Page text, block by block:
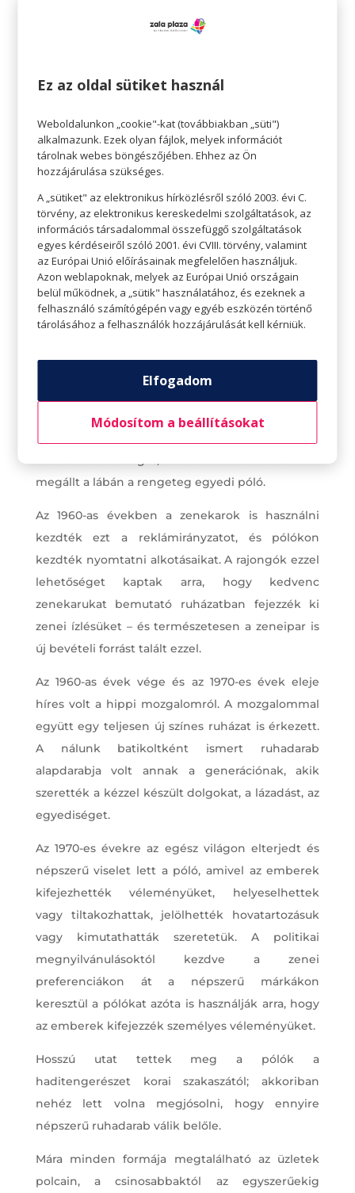
Az 1950-es években a Tropic Togs cég
megvásárolta a Disney képek pólókon történő
nyomtatásának jogát. Ez volt az első üzlet, ami
márka logójának és szlogenjének. A Nike „Csak
csináld” feliratától Hello Kitty-ig sok vállalkozás
megállt a lábán a rengeteg egyedi póló.
Az 1960-as években a zenekarok is használni
kezdték ezt a reklámirányzatot, és pólókon
kezdték nyomtatni alkotásaikat. A rajongók ezzel
lehetőséget kaptak arra, hogy kedvenc
zenekarukat bemutató ruházatban fejezzék ki
zenei ízlésüket – és természetesen a zeneipar is
új bevételi forrást talált ezzel.
Az 1960-as évek vége és az 1970-es évek eleje
híres volt a hippi mozgalomról. A mozgalommal
együtt egy teljesen új színes ruházat is érkezett.
A nálunk batikoltként ismert ruhadarab
alapdarabja volt annak a generációnak, akik
szerették a kézzel készült dolgokat, a lázadást, az
egyediséget.
Az 1970-es évekre az egész világon elterjedt és
népszerű viselet lett a póló, amivel az emberek
kifejezhették véleményüket, helyeselhettek
vagy tiltakozhattak, jelölhették hovatartozásuk
vagy kimutathatták szeretetük. A politikai
megnyilvánulásoktól kezdve a zenei
preferenciákon át a népszerű márkákon
keresztül a pólókat azóta is használják arra, hogy
az emberek kifejezzék személyes véleményüket.
Hosszú utat tettek meg a pólók a
haditengerészet korai szakaszától; akkoriban
nehéz lett volna megjósolni, hogy ennyire
népszerű ruhadarab válik belőle.
Mára minden formája megtalálható az üzletek
polcain, a csinosabbaktól az egyszerűekig
Ez az oldal sütiket használ
Weboldalunkon „cookie"-kat (továbbiakban „süti")
alkalmazunk. Ezek olyan fájlok, melyek információt
tárolnak webes böngészőjében. Ehhez az Ön
hozzájárulása szükséges.
A „sütiket" az elektronikus hírközlésről szóló 2003. évi C.
törvény, az elektronikus kereskedelmi szolgáltatások, az
információs társadalommal összefüggő szolgáltatások
egyes kérdéseiről szóló 2001. évi CVIII. törvény, valamint
az Európai Unió előírásainak megfelelően használjuk.
Azon weblapoknak, melyek az Európai Unió országain
belül működnek, a „sütik" használatához, és ezeknek a
felhasználó számítógépén vagy egyéb eszközén történő
tárolásához a felhasználók hozzájárulását kell kérniük.
Elfogadom
Módosítom a beállításokat